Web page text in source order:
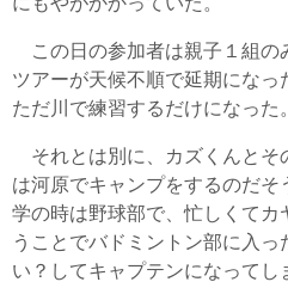
この日の参加者は親子１組の
ツアーが天候不順で延期になっ
ただ川で練習するだけになった。
それとは別に、カズくんとそ
は河原でキャンプをするのだそ
学の時は野球部で、忙しくてカ
うことでバドミントン部に入っ
い？してキャプテンになってし